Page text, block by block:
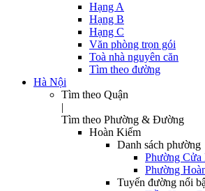
Hạng A
Hạng B
Hạng C
Văn phòng trọn gói
Toà nhà nguyên căn
Tìm theo đường
Hà Nội
Tìm theo Quận
|
Tìm theo Phường & Đường
Hoàn Kiếm
Danh sách phường
Phường Cửa
Phường
Tuyến đường nổi